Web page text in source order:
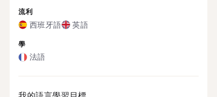
流利
西班牙語 英語
學
法語